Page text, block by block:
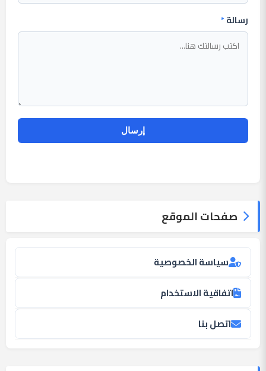
رسالة*
صفحات الموقع
سياسة الخصوصية
اتفاقية الاستخدام
اتصل بنا